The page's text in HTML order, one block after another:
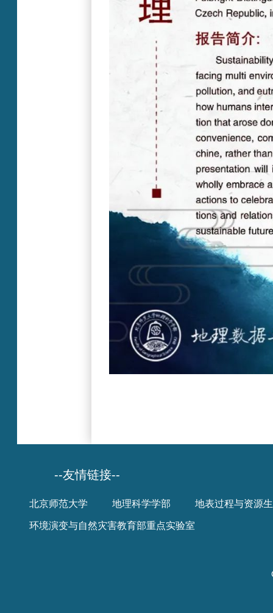
--友情链接--
北京师范大学 地理科学学部 地表过程与资源
环境演变与自然灾害教育部重点实验室